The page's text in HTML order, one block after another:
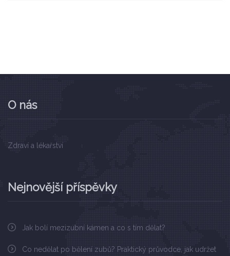
O nás
Zdraví a lékařství
Nejnovější příspěvky
Jak bolí mezizubní kámen a co s tím dělat?
Co nedělat po bělení zubů? Praktický průvodce, jak udržet